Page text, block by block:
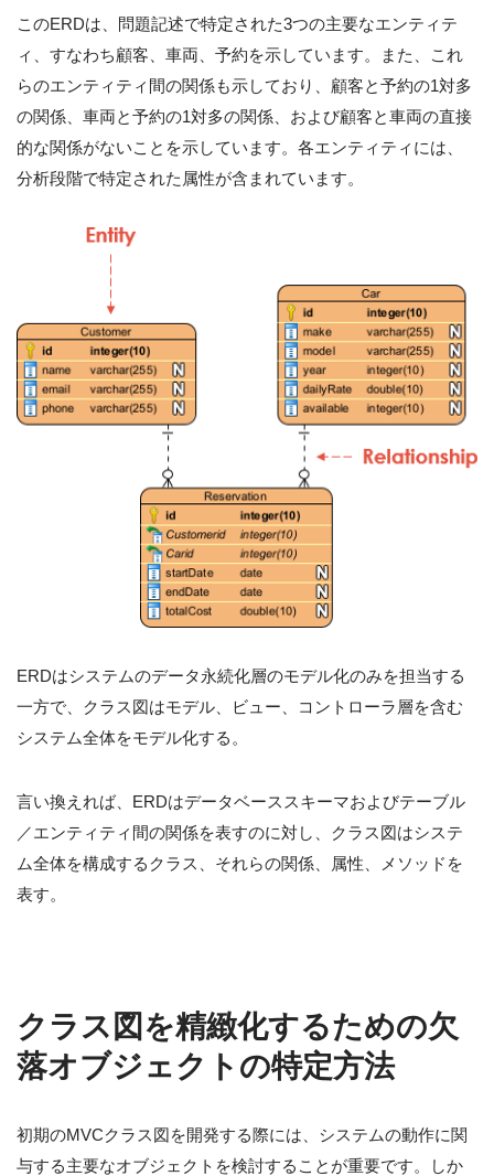
このERDは、問題記述で特定された3つの主要なエンティテ
ィ、すなわち顧客、車両、予約を示しています。また、これ
らのエンティティ間の関係も示しており、顧客と予約の1対多
の関係、車両と予約の1対多の関係、および顧客と車両の直接
的な関係がないことを示しています。各エンティティには、
分析段階で特定された属性が含まれています。
ERDはシステムのデータ永続化層のモデル化のみを担当する
一方で、クラス図はモデル、ビュー、コントローラ層を含む
システム全体をモデル化する。
言い換えれば、ERDはデータベーススキーマおよびテーブル
／エンティティ間の関係を表すのに対し、クラス図はシステ
ム全体を構成するクラス、それらの関係、属性、メソッドを
表す。
クラス図を精緻化するための欠
落オブジェクトの特定方法
初期のMVCクラス図を開発する際には、システムの動作に関
与する主要なオブジェクトを検討することが重要です。しか